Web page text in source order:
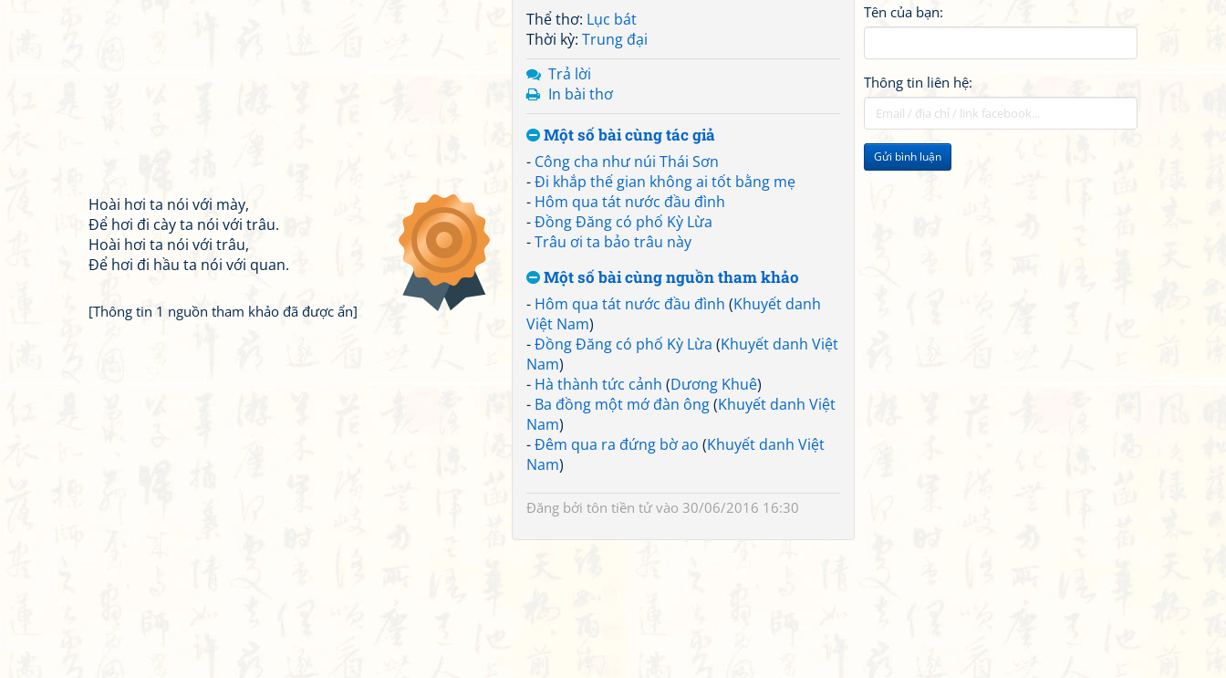
Tên của bạn:
Thông tin liên hệ:
Gửi bình luận
Thể thơ: Lục bát
Thời kỳ: Trung đại
Trả lời
In bài thơ
Một số bài cùng tác giả
- Công cha như núi Thái Sơn
-Đi khắp thế gian không ai tốt bằng mẹ
- Hôm qua tát nước đầu đình
-Đồng Đăng có phố Kỳ Lừa
-Trâu ơi ta bảo trâu này
Một số bài cùng nguồn tham khảo
- Hôm qua tát nước đầu đình (Khuyết danh
Việt Nam)
-Đồng Đăng có phố Kỳ Lừa (Khuyết danh Việt
Nam)
- Hà thành tức cảnh (Dương Khuê)
- Ba đồng một mớ đàn ông(Khuyết danh Việt
Nam)
-Đêm qua ra đứng bờ ao (Khuyết danh Việt
Nam)
Đăng bởi tôn tiền tửvào 30/06/2016 16:30
Hoài hơi ta nói với mày,
Để hơi đi cày ta nói với trâu.
Hoài hơi ta nói với trâu,
Để hơi đi hầu ta nói với quan.
[Thông tin 1 nguồn tham khảo đã được ẩn]